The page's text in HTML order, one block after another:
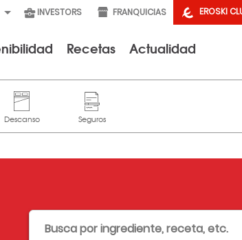
EROSKI
INVESTORS FRANQUICIAS
Recetas Actualidad